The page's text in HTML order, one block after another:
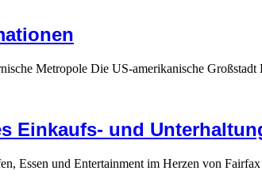
Metropole Die US-amerikanische
Einkaufs- und
Essen und Entertainment im Herzen von